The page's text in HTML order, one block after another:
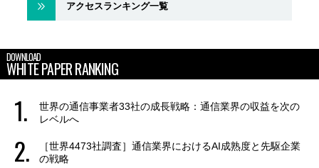
アクセスランキング一覧
DOWNLOAD
WHITE PAPER RANKING
世界の通信事業者33社の成長戦略：通信業界の収益を次の
レベルへ
［世界4473社調査］通信業界におけるAI成熟度と先駆企業
の戦略